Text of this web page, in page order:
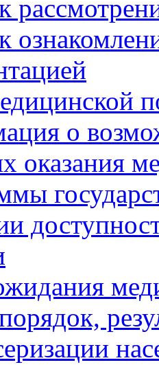
о
оказания